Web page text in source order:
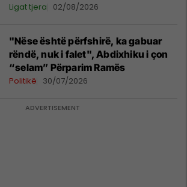
Ligat tjera 02/08/2026
"Nëse është përfshirë, ka gabuar
rëndë, nuk i falet", Abdixhiku i çon
“selam” Përparim Ramës
Politikë 30/07/2026